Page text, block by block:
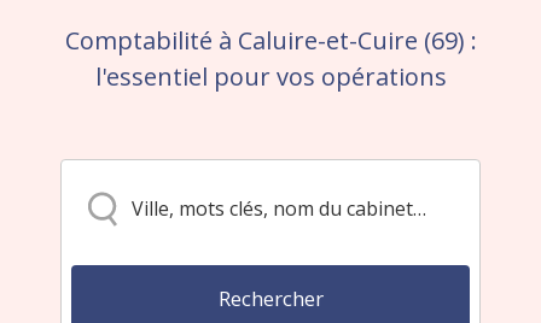
Comptabilité à Caluire-et-Cuire (69) :
l'essentiel pour vos opérations